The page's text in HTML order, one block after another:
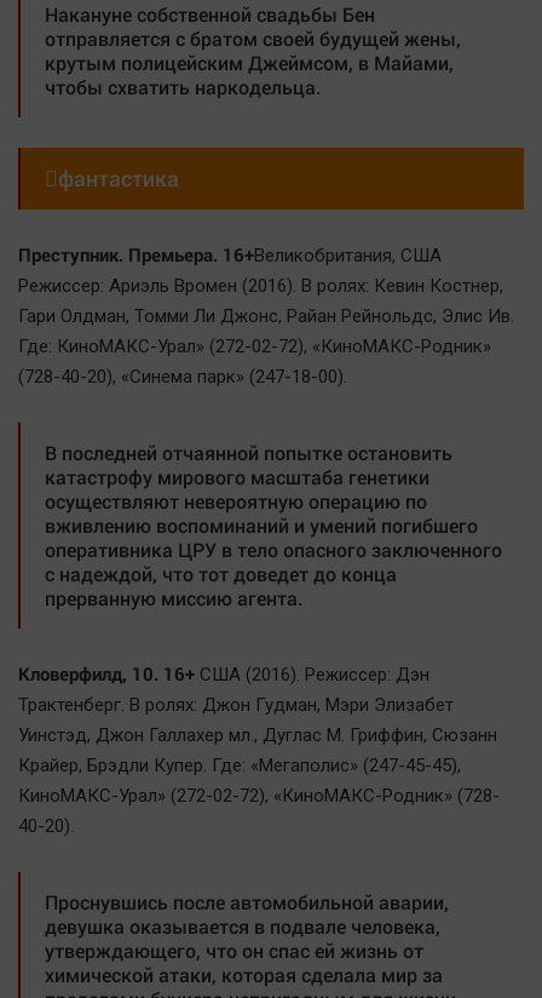
Накануне собственной свадьбы Бен
отправляется с братом своей будущей жены,
крутым полицейским Джеймсом, в Майами,
чтобы схватить наркодельца.
фантастика
Преступник. Премьера. 16+Великобритания, США
Режиссер: Ариэль Вромен (2016). В ролях: Кевин Костнер,
Гари Олдман, Томми Ли Джонс, Райан Рейнольдс, Элис Ив.
Где: КиноМАКС-Урал» (272-02-72), «КиноМАКС-Родник»
(728-40-20), «Синема парк» (247-18-00).
В последней отчаянной попытке остановить
катастрофу мирового масштаба генетики
осуществляют невероятную операцию по
вживлению воспоминаний и умений погибшего
оперативника ЦРУ в тело опасного заключенного
с надеждой, что тот доведет до конца
прерванную миссию агента.
Кловерфилд, 10. 16+ США (2016). Режиссер: Дэн
Трактенберг. В ролях: Джон Гудман, Мэри Элизабет
Уинстэд, Джон Галлахер мл., Дуглас М. Гриффин, Сюзанн
Крайер, Брэдли Купер. Где: «Мегаполис» (247-45-45),
КиноМАКС-Урал» (272-02-72), «КиноМАКС-Родник» (728-
40-20).
Проснувшись после автомобильной аварии,
девушка оказывается в подвале человека,
утверждающего, что он спас ей жизнь от
химической атаки, которая сделала мир за